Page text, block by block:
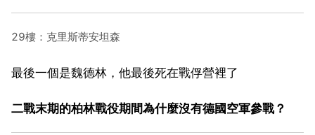
29樓：克里斯蒂安坦森
最後一個是魏德林，他最後死在戰俘營裡了
二戰末期的柏林戰役期間為什麼沒有德國空軍參戰？